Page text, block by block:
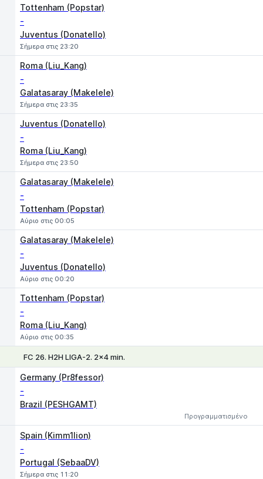
Tottenham (Popstar)
-
Juventus (Donatello)
Σήμερα στις 23:20
Roma (Liu_Kang)
-
Galatasaray (Makelele)
Σήμερα στις 23:35
Juventus (Donatello)
-
Roma (Liu_Kang)
Σήμερα στις 23:50
Galatasaray (Makelele)
-
Tottenham (Popstar)
Αύριο στις 00:05
Galatasaray (Makelele)
-
Juventus (Donatello)
Αύριο στις 00:20
Tottenham (Popstar)
-
Roma (Liu_Kang)
Αύριο στις 00:35
FC 26. H2H LIGA-2. 2x4 min.
Germany (Pr8fessor)
-
Brazil (PESHGAMT)
Προγραμματισμένο
Spain (Kimm1lion)
-
Portugal (SebaaDV)
Σήμερα στις 11:20